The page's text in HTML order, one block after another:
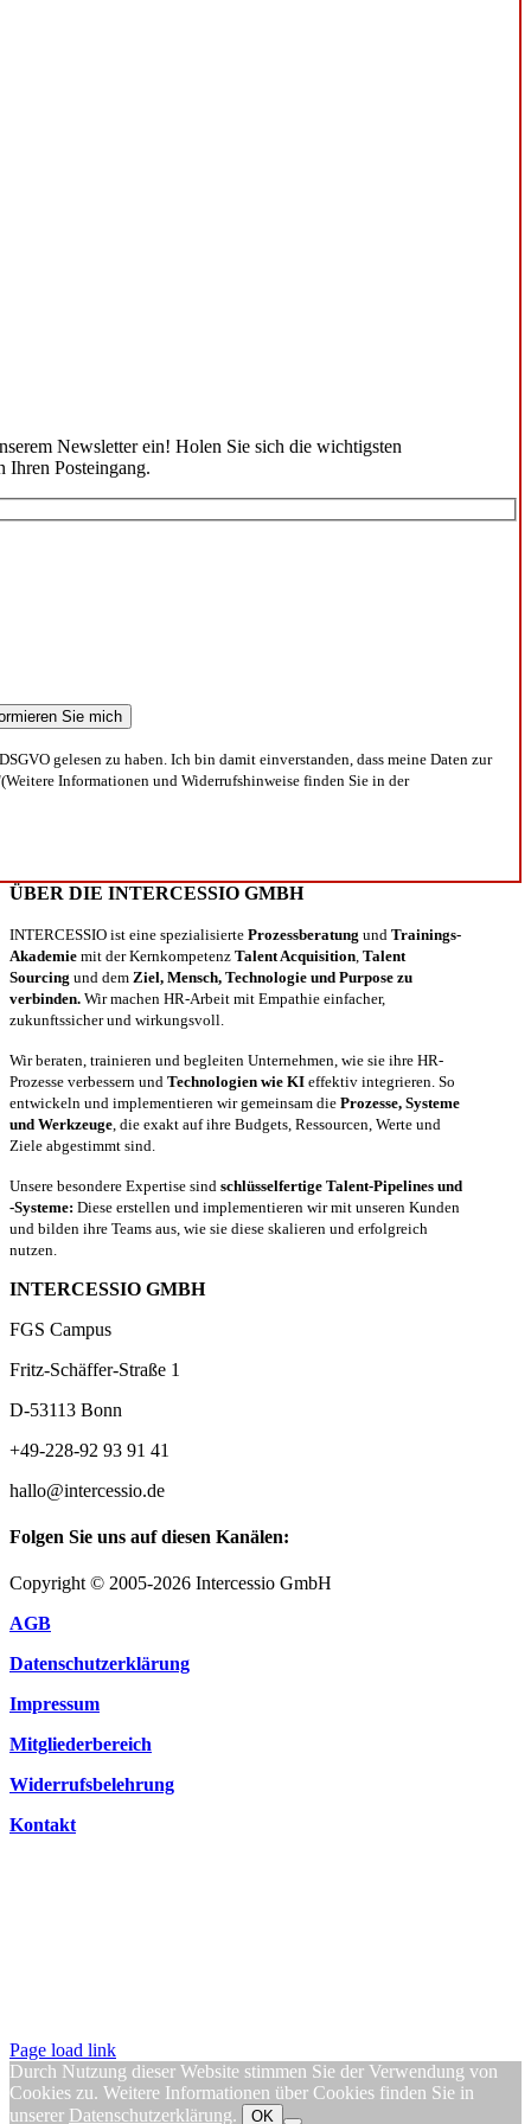
Newsletter ein! Holen Sie sich die wichtigsten
Ihren Posteingang.
gelesen zu haben. Ich bin damit einverstanden, dass meine Daten zur
Informationen und Widerrufshinweise finden Sie in der
ÜBER DIE INTERCESSIO GMBH
INTERCESSIO ist eine spezialisierte Prozessberatung und Trainings-
Akademie mit der Kernkompetenz Talent Acquisition Talent
Sourcing und dem Ziel, Mensch, Technologie und Purpose zu
verbinden. Wir machen HR-Arbeit mit Empathie einfacher,
zukunftssicher und wirkungsvoll.
Wir beraten, trainieren und begleiten Unternehmen, wie sie ihre HR-
Prozesse verbessern und Technologien wie KI effektiv integrieren. So
entwickeln und implementieren wir gemeinsam die Prozesse, Systeme
und Werkzeuge , die exakt auf ihre Budgets, Ressourcen, Werte und
Ziele abgestimmt sind.
Unsere besondere Expertise sind schlüsselfertige Talent-Pipelines und
-Systeme: Diese erstellen und implementieren wir mit unseren Kunden
und bilden ihre Teams aus, wie sie diese skalieren und erfolgreich
nutzen.
INTERCESSIO GMBH
FGS Campus
Fritz-Schäffer-Straße 1
D-53113 Bonn
+49-228-92 93 91 41
hallo@intercessio.de
Folgen Sie uns auf diesen Kanälen:
Copyright © 2005-2026 Intercessio GmbH
AGB
Datenschutzerklärung
Impressum
Mitgliederbereich
Widerrufsbelehrung
Kontakt
Page load link
Durch Nutzung dieser Website stimmen Sie der Verwendung von
Cookies zu. Weitere Informationen über Cookies finden Sie in
unserer Datenschutzerklärung. OK